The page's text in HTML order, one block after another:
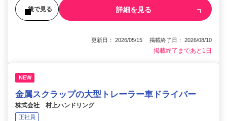
後で見る 詳細を見る
更新日： 2026/05/15 掲載終了日： 2026/08/10
掲載終了まであと1日
NEW
金属スクラップの大型トレーラー車ドライバー
株式会社 村上ハンドリング
正社員